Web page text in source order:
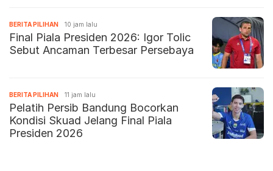
BERITA PILIHAN 10 jam lalu
Final Piala Presiden 2026: Igor Tolic
Sebut Ancaman Terbesar Persebaya
BERITA PILIHAN 11 jam lalu
Pelatih Persib Bandung Bocorkan
Kondisi Skuad Jelang Final Piala
Presiden 2026